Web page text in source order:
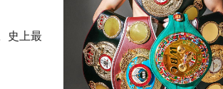
史上最